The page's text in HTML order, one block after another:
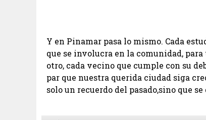
Y en Pinamar pasa lo mismo. Cada
que se involucra en la comunidad,
otro, cada vecino que cumple con su
par que nuestra querida ciudad siga
solo un recuerdo del pasado,sino que